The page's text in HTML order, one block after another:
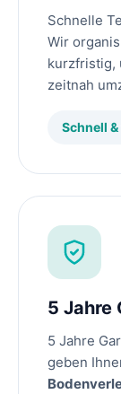
Schnelle
Wir
kurzfristig,
zeitnah
Schnell
5 Jahre
5 Jahre
geben